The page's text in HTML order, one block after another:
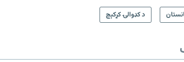
د کډوالۍ کړکېچ